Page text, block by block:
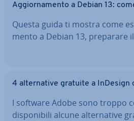
Ag­gior­na­men­to a Debian 13:
Questa guida ti mostra come
men­to a Debian 13, preparare
4 al­ter­na­ti­ve gratuite a InDesign
I software Adobe sono troppo
di­spo­ni­bi­li alcune al­ter­na­ti­ve